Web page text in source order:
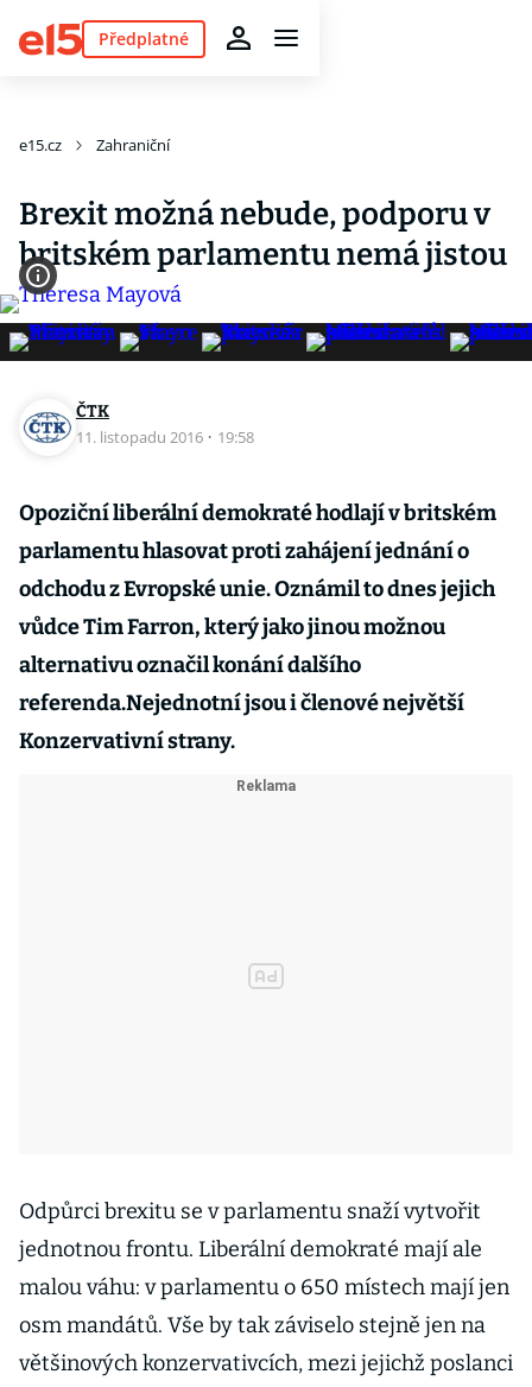
Předplatné
e15.cz Zahraniční
Brexit možná nebude, podporu v
britském parlamentu nemá jistou
ČTK
11. listopadu 2016 · 19:58
Opoziční liberální demokraté hodlají v britském
parlamentu hlasovat proti zahájení jednání o
odchodu z Evropské unie.Oznámil to dnes jejich
vůdce Tim Farron, který jako jinou možnou
alternativu označil konání dalšího
referenda.Nejednotní jsou i členové největší
Konzervativní strany.
Odpůrci brexitu se v parlamentu snaží vytvořit
jednotnou frontu. Liberální demokraté mají ale
malou váhu: v parlamentu o 650 místech mají jen
osm mandátů. Vše by tak záviselo stejně jen na
většinových konzervativcích, mezi jejichž poslanci